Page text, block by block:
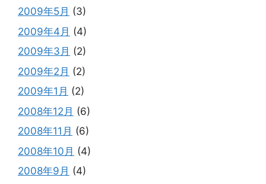
2009年5月 (3)
2009年4月 (4)
2009年3月 (2)
2009年2月 (2)
2009年1月 (2)
2008年12月 (6)
2008年11月 (6)
2008年10月 (4)
2008年9月 (4)